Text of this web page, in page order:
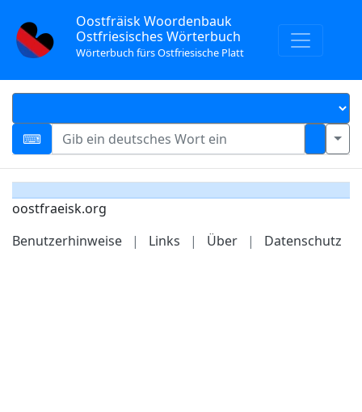
Oostfräisk Woordenbauk
Ostfriesisches Wörterbuch
Wörterbuch fürs Ostfriesische Platt
oostfraeisk.org
Benutzerhinweise
| Links | Über | Datenschutz